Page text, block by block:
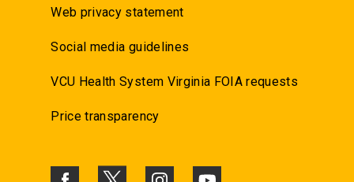
Web privacy statement
Social media guidelines
VCU Health System Virginia FOIA requests
Price transparency